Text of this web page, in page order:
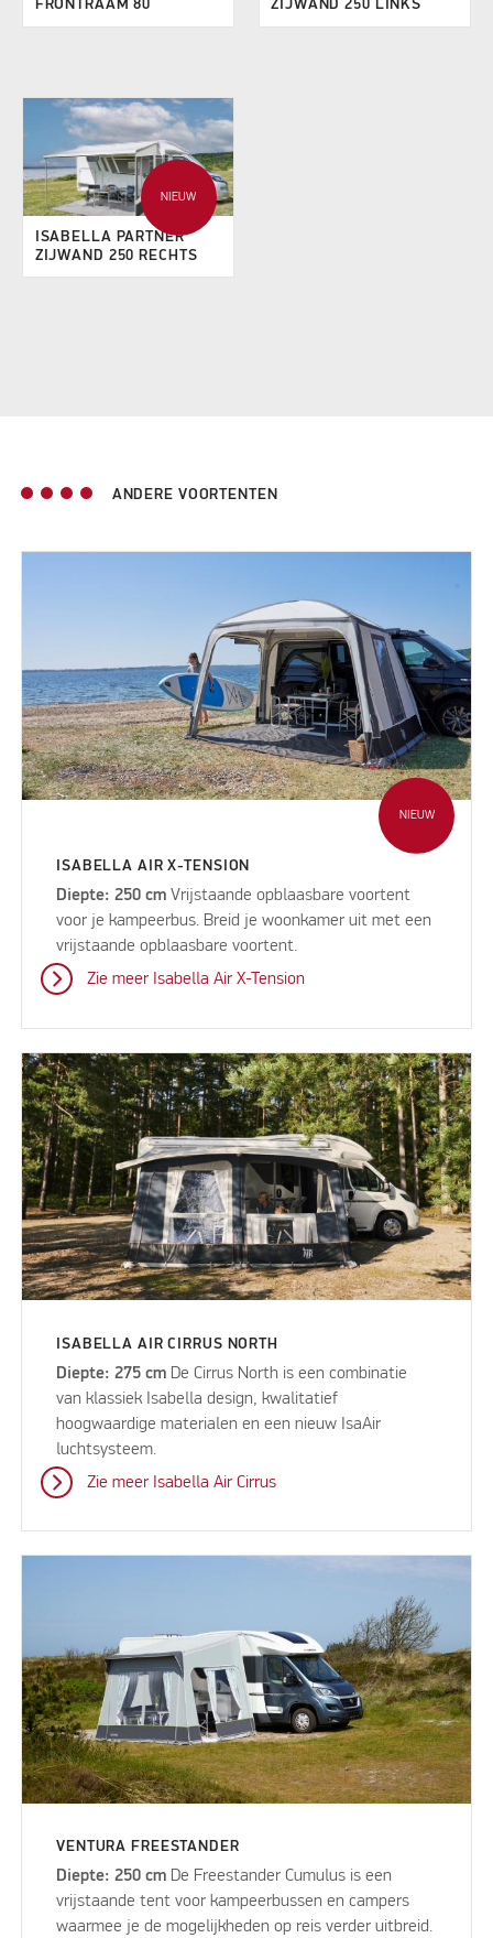
FRONTRAAM 80 ZIJWAND 250 LINKS
NIEUW
ISABELLA PARTNER
ZIJWAND 250 RECHTS
ANDERE VOORTENTEN
NIEUW
ISABELLA AIR X-TENSION
Diepte: 250 cm Vrijstaande opblaasbare voortent
voor je kampeerbus. Breid je woonkamer uit met een
vrijstaande opblaasbare voortent.
Zie meer Isabella Air X-Tension
ISABELLA AIR CIRRUS NORTH
Diepte: 275 cm De Cirrus North is een combinatie
van klassiek Isabella design, kwalitatief
hoogwaardige materialen en een nieuw IsaAir
luchtsysteem.
Zie meer Isabella Air Cirrus
VENTURA FREESTANDER
Diepte: 250 cm De Freestander Cumulus is een
vrijstaande tent voor kampeerbussen en campers
waarmee je de mogelijkheden op reis verder uitbreid.